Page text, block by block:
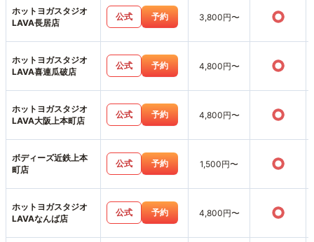
ホットヨガスタジオ
LAVA長居店
公式 予約 3,800円〜 ○
ホットヨガスタジオ
LAVA喜連瓜破店
公式 予約 4,800円〜 ○
ホットヨガスタジオ
LAVA大阪上本町店
公式 予約 4,800円〜 ○
ボディーズ近鉄上本
町店
公式 予約 1,500円〜 ○
ホットヨガスタジオ
LAVAなんば店
公式 予約 4,800円〜 ○